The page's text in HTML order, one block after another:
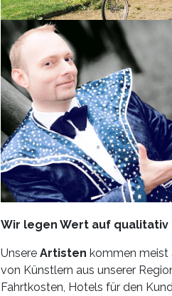
Wir legen Wert auf
Unsere Artisten kommen meist
von Künstlern aus unserer
Fahrtkosten, Hotels für den